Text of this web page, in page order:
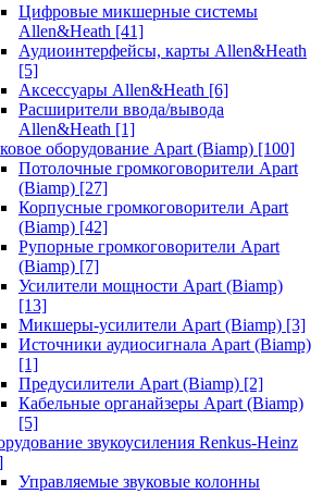
Цифровые микшерные системы
Allen&Heath [41]
Аудиоинтерфейсы, карты Allen&Heath
[5]
Аксессуары Allen&Heath [6]
Расширители ввода/вывода
Allen&Heath [1]
оборудование Apart (Biamp) [100]
Потолочные громкоговорители Apart
(Biamp) [27]
Корпусные громкоговорители Apart
(Biamp) [42]
Рупорные громкоговорители Apart
(Biamp) [7]
Усилители мощности Apart (Biamp)
[13]
Микшеры-усилители Apart (Biamp) [3]
Источники аудиосигнала Apart (Biamp)
[1]
Предусилители Apart (Biamp) [2]
Кабельные органайзеры Apart (Biamp)
[5]
звукоусиления Renkus-Heinz
Управляемые звуковые колонны